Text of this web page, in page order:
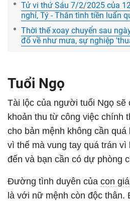
Tử vi thứ Sáu 7/2/2025 của
nghỉ, Tý - Thân tình tiền luẩn
Thời thế xoay chuyển sau
đổ về như mưa, sự nghiệp
Tuổi Ngọ
Tài lộc của người tuổi Ngọ sẽ
khoản thu từ công việc chính
cho bản mệnh không cần
vì thế mà vung tay quá trán
đến và bạn cần có dự phòng
Đường tình duyên của con
là với nữ mệnh còn độc